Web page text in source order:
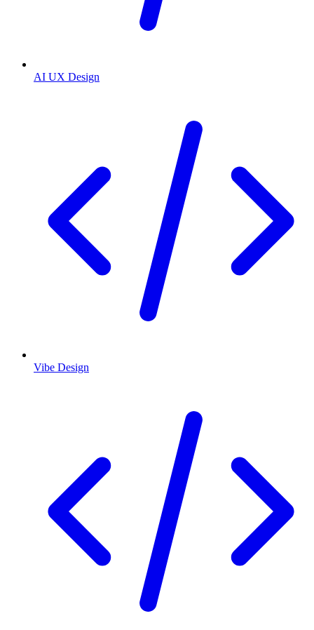
AI UX Design
Vibe Design